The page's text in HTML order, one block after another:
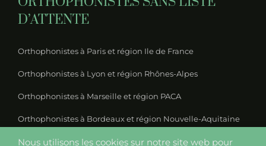
D’ATTENTE
Orthophonistes à Paris et région Ile de France
Orthophonistes à Lyon et région Rhônes-Alpes
Orthophonistes à Marseille et région PACA
Orthophonistes à Bordeaux et région Nouvelle-Aquitaine
Orthophonistes à Nantes et région Pays-de-la-Loire
Nous utilisons les cookies sur notre site web pour